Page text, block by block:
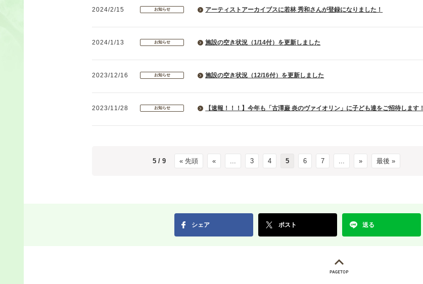
2024/2/15 お知らせ アーティストアーカイブスに若林 秀和さんが登録になりました！
2024/1/13 お知らせ 施設の空き状況（1/14付）を更新しました
2023/12/16 お知らせ 施設の空き状況（12/16付）を更新しました
2023/11/28 お知らせ 【速報！！！】今年も「古澤巌 炎のヴァイオリン」に子ども達をご招待します！
5 / 9 « 先頭 « ... 3 4 5 6 7 ... » 最後 »
シェア ポスト 送る